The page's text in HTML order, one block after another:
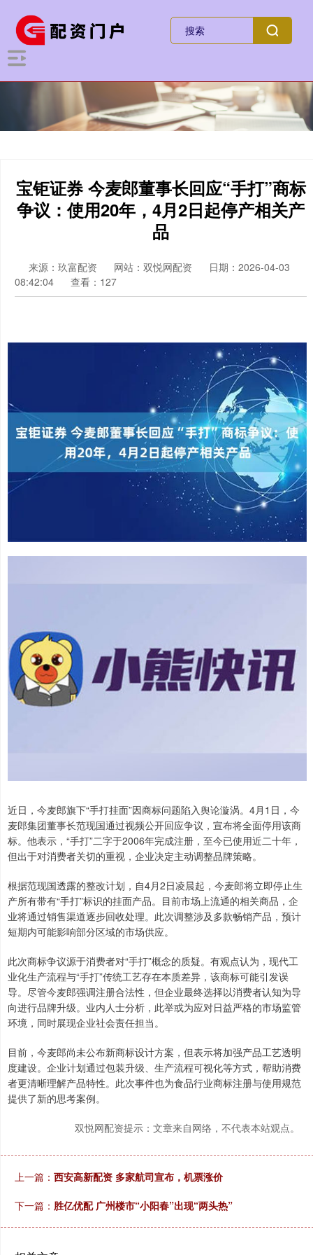
宝钜证券 今麦郎董事长回应“手打”商标
争议：使用20年，4月2日起停产相关产
品
来源：玖富配资 网站：双悦网配资
日期：2026-04-03
08:42:04
查看：127
近日，今麦郎旗下“手打挂面”因商标问题陷入舆论漩涡。4月1日，今
麦郎集团董事长范现国通过视频公开回应争议，宣布将全面停用该商
标。他表示，“手打”二字于2006年完成注册，至今已使用近二十年，
但出于对消费者关切的重视，企业决定主动调整品牌策略。
根据范现国透露的整改计划，自4月2日凌晨起，今麦郎将立即停止生
产所有带有“手打”标识的挂面产品。目前市场上流通的相关商品，企
业将通过销售渠道逐步回收处理。此次调整涉及多款畅销产品，预计
短期内可能影响部分区域的市场供应。
此次商标争议源于消费者对“手打”概念的质疑。有观点认为，现代工
业化生产流程与“手打”传统工艺存在本质差异，该商标可能引发误
导。尽管今麦郎强调注册合法性，但企业最终选择以消费者认知为导
向进行品牌升级。业内人士分析，此举或为应对日益严格的市场监管
环境，同时展现企业社会责任担当。
目前，今麦郎尚未公布新商标设计方案，但表示将加强产品工艺透明
度建设。企业计划通过包装升级、生产流程可视化等方式，帮助消费
者更清晰理解产品特性。此次事件也为食品行业商标注册与使用规范
提供了新的思考案例。
双悦网配资提示：文章来自网络，不代表本站观点。
上一篇： 西安高新配资 多家航司宣布，机票涨价
下一篇： 胜亿优配 广州楼市“小阳春”出现“两头热”